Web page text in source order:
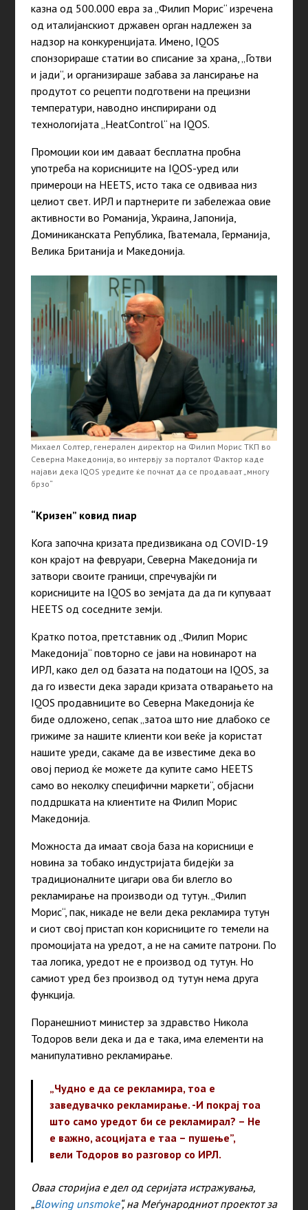
казна од 500.000 евра за „Филип Морис“ изречена
од италијанскиот државен орган надлежен за
надзор на конкуренцијата. Имено, IQOS
спонзорираше статии во списание за храна, „Готви
и јади“, и организираше забава за лансирање на
продутот со рецепти подготвени на прецизни
температури, наводно инспирирани од
технологијата „HeatControl“ на IQOS.
Промоции кои им даваат бесплатна пробна
употреба на корисниците на IQOS-уред или
примероци на HEETS, исто така се одвиваа низ
целиот свет. ИРЛ и партнерите ги забележаа овие
активности во Романија, Украина, Јапонија,
Доминиканската Република, Гватемала, Германија,
Велика Британија и Македонија.
Михаeл Солтер, генерален директор на Филип Морис ТКП во
Северна Македонија, во интервју за порталот Фактор каде
најави дека IQOS уредите ќе почнат да се продаваат „многу
брзо“
“Кризен” ковид пиар
Кога започна кризата предизвикана од COVID-19
кон крајот на февруари, Северна Македонија ги
затвори своите граници, спречувајќи ги
корисниците на IQOS во земјата да да ги купуваат
HEETS од соседните земји.
Кратко потоа, претставник од „Филип Морис
Македонија“ повторно се јави на новинарот на
ИРЛ, како дел од базата на податоци на IQOS, за
да го извести дека заради кризата отварањето на
IQOS продавниците во Северна Македонија ќе
биде одложено, сепак „затоа што ние длабоко се
грижиме за нашите клиенти кои веќе ја користат
нашите уреди, сакаме да ве известиме дека во
овој период ќе можете да купите само HEETS
само во неколку специфични маркети“, објасни
поддршката на клиентите на Филип Морис
Македонија.
Можноста да имаат своја база на корисници е
новина за тобако индустријата бидејќи за
традиционалните цигари ова би влегло во
рекламирање на производи од тутун. „Филип
Морис“, пак, никаде не вели дека рекламира тутун
и сиот свој пристап кон корисниците го темели на
промоцијата на уредот, а не на самите патрони. По
таа логика, уредот не е производ од тутун. Но
самиот уред без производ од тутун нема друга
функција.
Поранешниот министер за здравство Никола
Тодоров вели дека и да е така, има елементи на
манипулативно рекламирање.
„Чудно е да се рекламира, тоа е
заведувачко рекламирање. -И покрај тоа
што само уредот би се рекламирал? – Не
е важно, асоцијата е таа – пушење”,
вели Тодоров во разговор со ИРЛ.
Оваа сторијиа е дел од серијата истражувања,
„Blowing unsmoke“, на Меѓународниот проектот за